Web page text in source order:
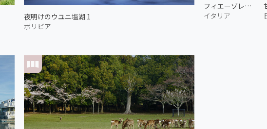
夜明けのウユニ塩湖 1
ボリビア
フィエーゾレの街
イタリア